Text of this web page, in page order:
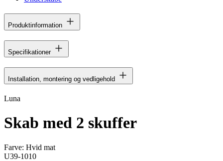
Produktinformation
Specifikationer
Installation, montering og vedligehold
Luna
Skab med 2 skuffer
Farve: Hvid mat
U39-1010